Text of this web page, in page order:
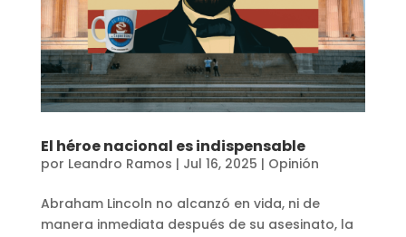
El héroe nacional es indispensable
por Leandro Ramos | Jul 16, 2025 | Opinión
Abraham Lincoln no alcanzó en vida, ni de
manera inmediata después de su asesinato, la